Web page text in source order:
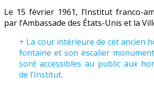
Le 15 février 1961, l’Institut franco-
par l’Ambassade des États-Unis et la
+ La cour intérieure de cet ancien
fontaine et son escalier
sont accessibles au public aux
de l’Institut.